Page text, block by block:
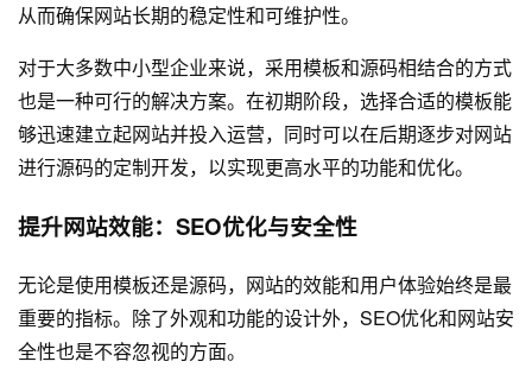
从而确保网站长期的稳定性和可维护性。
对于大多数中小型企业来说，采用模板和源码相结合的方式
也是一种可行的解决方案。在初期阶段，选择合适的模板能
够迅速建立起网站并投入运营，同时可以在后期逐步对网站
进行源码的定制开发，以实现更高水平的功能和优化。
提升网站效能：SEO优化与安全性
无论是使用模板还是源码，网站的效能和用户体验始终是最
重要的指标。除了外观和功能的设计外，SEO优化和网站安
全性也是不容忽视的方面。